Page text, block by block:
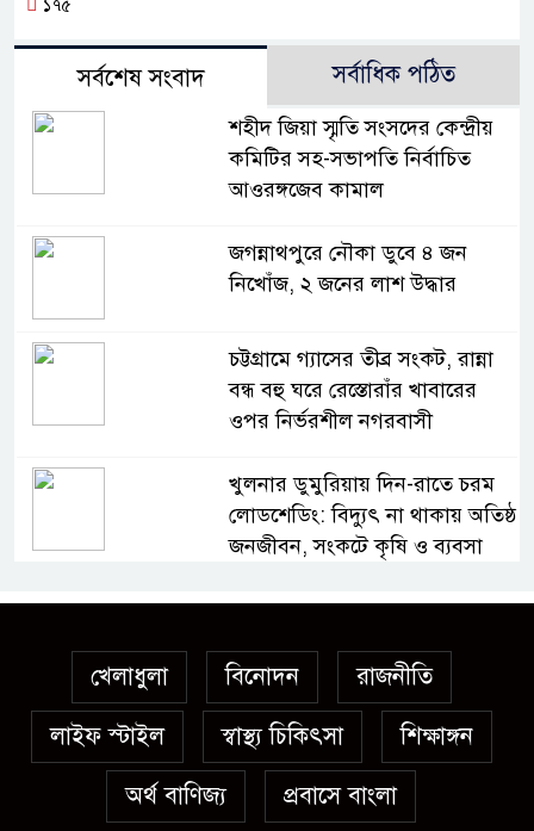
১৭৫
সর্বশেষ সংবাদ সর্বাধিক পঠিত
শহীদ জিয়া স্মৃতি সংসদের কেন্দ্রীয়
কমিটির সহ-সভাপতি নির্বাচিত
আওরঙ্গজেব কামাল
জগন্নাথপুরে নৌকা ডুবে ৪ জন
নিখোঁজ, ২ জনের লাশ উদ্ধার
চট্টগ্রামে গ্যাসের তীব্র সংকট, রান্না
বন্ধ বহু ঘরে রেস্তোরাঁর খাবারের
ওপর নির্ভরশীল নগরবাসী
খুলনার ডুমুরিয়ায় দিন-রাতে চরম
লোডশেডিং: বিদ্যুৎ না থাকায় অতিষ্ঠ
জনজীবন, সংকটে কৃষি ও ব্যবসা
অস্ত্র উদ্ধারে ডেভিড ইমনসহ ৫
পুলিশ
সেনবাগে নতুন গ্যাস কূপের খনন
শুরু, মিলতে পারে দৈনিক ৫-৭
মিলিয়ন ঘনফুট গ্যাস
খেলাধুলা বিনোদন
রাজনীতি
লাইফ স্টাইল
স্বাস্থ্য চিকিৎসা
শিক্ষাঙ্গন
অর্থ বাণিজ্য
প্রবাসে বাংলা